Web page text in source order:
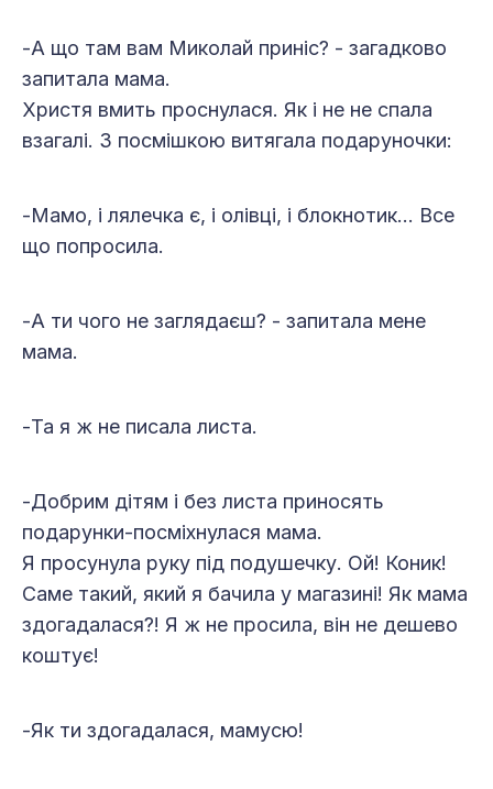
-А що там вам Миколай приніс? - загадково
запитала мама.
Христя вмить проснулася. Як і не не спала
взагалі. З посмішкою витягала подаруночки:
-Мамо, і лялечка є, і олівці, і блокнотик… Все
що попросила.
-А ти чого не заглядаєш? - запитала мене
мама.
-Та я ж не писала листа.
-Добрим дітям і без листа приносять
подарунки-посміхнулася мама.
Я просунула руку під подушечку. Ой! Коник!
Саме такий, який я бачила у магазині! Як мама
здогадалася?! Я ж не просила, він не дешево
коштує!
-Як ти здогадалася, мамусю!